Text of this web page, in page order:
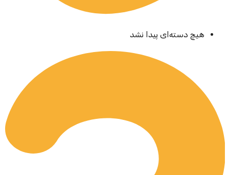
هیچ دسته‌ای پیدا نشد